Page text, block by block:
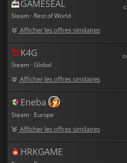
GAMESEAL
Steam · Rest of World
Afficher les offres similaires
K4G
Steam · Global
Afficher les offres similaires
Eneba
Steam · Europe
Afficher les offres similaires
HRKGAME